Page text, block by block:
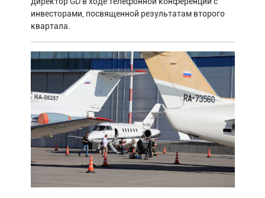
инвесторами, посвященной результатам второго
квартала.